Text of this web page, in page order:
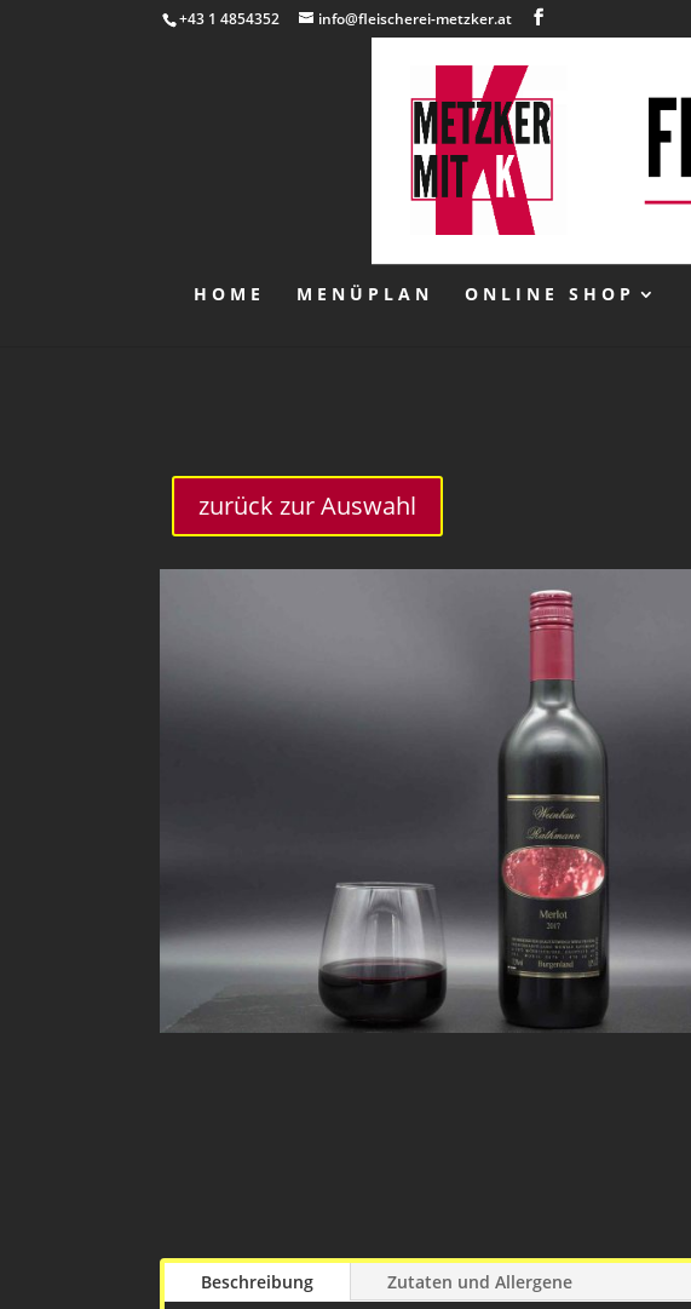
+43 1 4854352 info@fleischerei-metzker.at
HOME MENÜPLAN ONLINE SHOP
zurück zur Auswahl
Beschreibung Zutaten und Allergene